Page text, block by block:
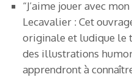
“J’aime jouer avec
Lecavalier : Cet
originale et ludique le
des illustrations
apprendront à